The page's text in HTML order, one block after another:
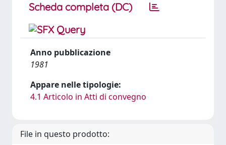
Scheda completa (DC)
Anno pubblicazione
1981
Appare nelle tipologie:
4.1 Articolo in Atti di convegno
File in questo prodotto: